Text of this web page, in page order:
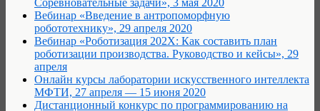
Соревновательные задачи», 3 мая 2020
Вебинар «Введение в антропоморфную
робототехнику», 29 апреля 2020
Вебинар «Роботизация 202Х: Как составить план
роботизации производства. Руководство и кейсы», 29
апреля
Онлайн курсы лаборатории искусственного интеллекта
МФТИ, 27 апреля — 15 июня 2020
Дистанционный конкурс по программированию на